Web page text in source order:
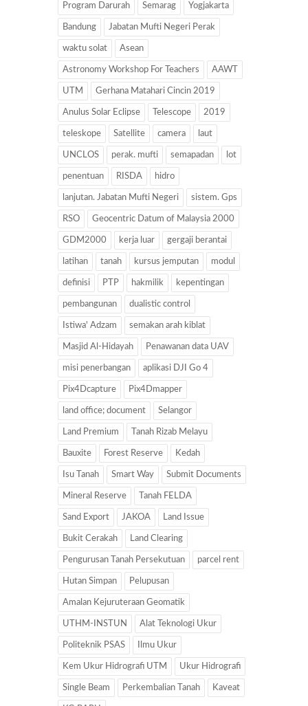
Program Darurah Semarag Yogjakarta
Bandung Jabatan Mufti Negeri Perak
waktu solat Asean
Astronomy Workshop For Teachers AAWT
UTM Gerhana Matahari Cincin 2019
Anulus Solar Eclipse Telescope 2019
teleskope Satellite camera laut
UNCLOS perak. mufti semapadan lot
penentuan RISDA hidro
lanjutan. Jabatan Mufti Negeri sistem. Gps
RSO Geocentric Datum of Malaysia 2000
GDM2000 kerja luar gergaji berantai
latihan tanah kursus jemputan modul
definisi PTP hakmilik kepentingan
pembangunan dualistic control
Istiwa' Adzam semakan arah kiblat
Masjid Al-Hidayah Penawanan data UAV
misi penerbangan aplikasi DJI Go 4
Pix4Dcapture Pix4Dmapper
land office; document Selangor
Land Premium Tanah Rizab Melayu
Bauxite Forest Reserve Kedah
Isu Tanah Smart Way Submit Documents
Mineral Reserve Tanah FELDA
Sand Export JAKOA Land Issue
Bukit Cerakah Land Clearing
Pengurusan Tanah Persekutuan parcel rent
Hutan Simpan Pelupusan
Amalan Kejuruteraan Geomatik
UTHM-INSTUN Alat Teknologi Ukur
Politeknik PSAS Ilmu Ukur
Kem Ukur Hidrografi UTM Ukur Hidrografi
Single Beam Perkembalian Tanah Kaveat